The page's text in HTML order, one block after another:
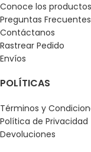
Conoce los productos
Preguntas Frecuentes
Contáctanos
Rastrear Pedido
Envíos
POLÍTICAS
Términos y
Política de Privacidad
Devoluciones